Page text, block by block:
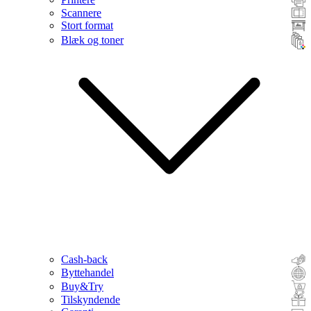
Scannere
Stort format
Blæk og toner
Cash-back
Byttehandel
Buy&Try
Tilskyndende